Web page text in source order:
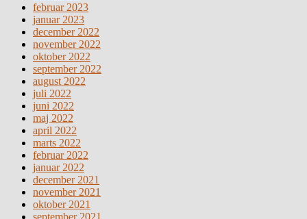
februar 2023
januar 2023
december 2022
november 2022
oktober 2022
september 2022
august 2022
juli 2022
juni 2022
maj 2022
april 2022
marts 2022
februar 2022
januar 2022
december 2021
november 2021
oktober 2021
september 2021